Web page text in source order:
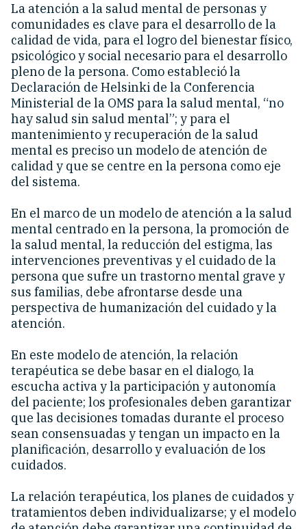
La atención a la salud mental de personas y
comunidades es clave para el desarrollo de la
calidad de vida, para el logro del bienestar físico,
psicológico y social necesario para el desarrollo
pleno de la persona. Como estableció la
Declaración de Helsinki de la Conferencia
Ministerial de la OMS para la salud mental, “no
hay salud sin salud mental”; y para el
mantenimiento y recuperación de la salud
mental es preciso un modelo de atención de
calidad y que se centre en la persona como eje
del sistema.
En el marco de un modelo de atención a la salud
mental centrado en la persona, la promoción de
la salud mental, la reducción del estigma, las
intervenciones preventivas y el cuidado de la
persona que sufre un trastorno mental grave y
sus familias, debe afrontarse desde una
perspectiva de humanización del cuidado y la
atención.
En este modelo de atención, la relación
terapéutica se debe basar en el dialogo, la
escucha activa y la participación y autonomía
del paciente; los profesionales deben garantizar
que las decisiones tomadas durante el proceso
sean consensuadas y tengan un impacto en la
planificación, desarrollo y evaluación de los
cuidados.
La relación terapéutica, los planes de cuidados y
tratamientos deben individualizarse; y el modelo